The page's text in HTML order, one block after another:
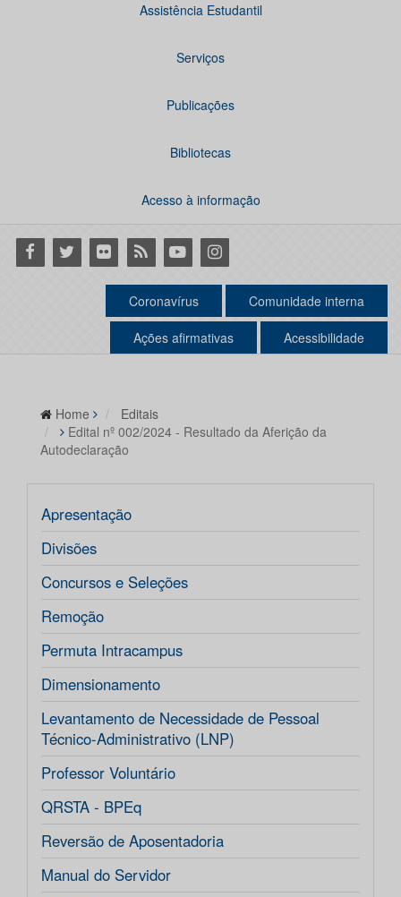
Assistência Estudantil
Serviços
Publicações
Bibliotecas
Acesso à informação
Facebook
Twitter Flickr RSS YoutubeInstagram
Coronavírus Comunidade interna
Ações afirmativas Acessibilidade
Home
Editais
Edital nº 002/2024 - Resultado da Aferição da
Autodeclaração
Apresentação
Divisões
Concursos e Seleções
Remoção
Permuta Intracampus
Dimensionamento
Levantamento de Necessidade de Pessoal
Técnico-Administrativo (LNP)
Professor Voluntário
QRSTA - BPEq
Reversão de Aposentadoria
Manual do Servidor